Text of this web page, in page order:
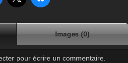
Images (0)
pour écrire un commentaire.